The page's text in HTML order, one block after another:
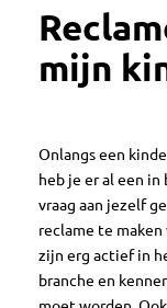
mijn
Onlangs een
heb je er al een in
vraag aan jezelf
reclame te
zijn erg actief in
branche en